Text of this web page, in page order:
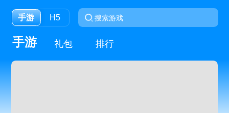
手游 H5
手游 礼包 排行